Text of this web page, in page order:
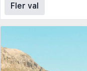
Fler val